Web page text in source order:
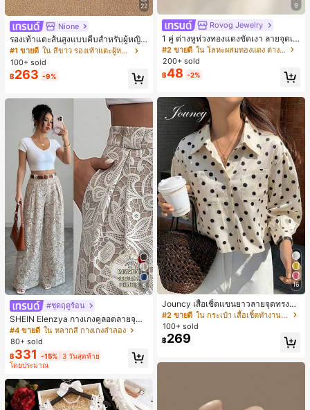
22
Nione
รองเท้าแตะส้นสูงแบบคีบสำหรับผู้หญิง
สไตล์คลาสสิก สีบล็อก สไตล์แฟรี่ฤดูร้อ
น ส้นเข็ม รองเท้าแตะแบบคีบ รองเท้าแ
ตะชายหาดแฟชั่นสายไขว้ รองเท้าผู้ห
ญิง สำหรับออฟฟิศ บ้าน กลางแจ้ง ดีไซ
น์หัวเหลี่ยม ชิคและหรูหรา สำหรับเดทไ
นท์
#1 ขายดี
ใน สีขาว รองเท้าแตะผู้หญิง
100+ sold
฿263 -9%
5
#ชุดฤดูร้อน
SHEIN Elenzya กางเกงคูลอตลายจุดเ
อวสูงแบบใหม่สำหรับฤดูใบไม้ผลิ/ฤดูร้อ
น, สไตล์หรูหราเหมาะสำหรับใส่ในชีวิต
ประจำวันและทำงาน, ให้ความรู้สึกวินเ
ทจสำหรับฤดูรับปริญญา, เทศกาลดนตร
ี, การแข่งม้าดาร์บี้, วันประกาศอิสรภาพ
#4 ขายดี ใน หลากสี กางเกงลำลอง
80+ sold
฿331 -15% 3 วันสุดท้าย
โดยประมาณ
9
Rovog Jewelry
1 คู่ ต่างหูห่วงทองแดงขัดเงา ลายจุดเร
ขาคณิตสไตล์มินิมอล เหมาะสำหรับสว
มใส่ประจำวันแบบสบายๆ สำหรับผู้หญิง
#2 ขายดี
ใน โลหะผสมทองแดง ต่างหูผู้หญิง
200+ sold
฿48 -2%
16
Jouncy เสื้อเชิ้ตแขนยาวลายจุดทรงหล
วมสำหรับผู้หญิง
#2 ขายดี
ใน กระเป๋า เสื้อเชิ้ตทำงานมีกระเป๋า
100+ sold
฿269